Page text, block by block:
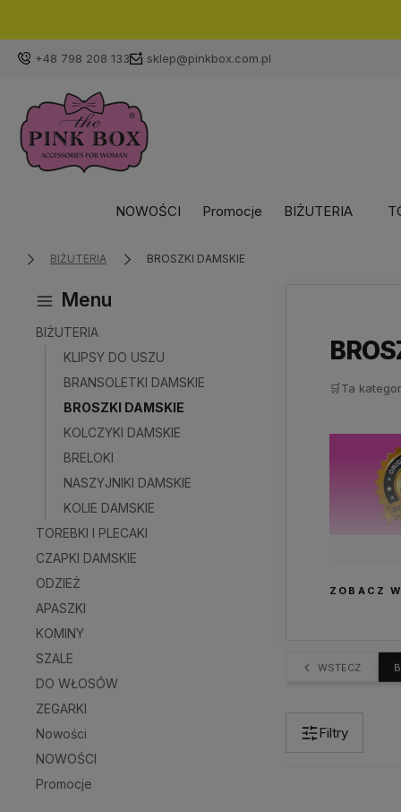
+48 798 208 133 sklep@pinkbox.com.pl
NOWOŚCI Promocje BIŻUTERIA
BIŻUTERIA BROSZKI DAMSKIE
Menu
BIŻUTERIA
KLIPSY DO USZU
BRANSOLETKI DAMSKIE
BROSZKI DAMSKIE
KOLCZYKI DAMSKIE
BRELOKI
NASZYJNIKI DAMSKIE
KOLIE DAMSKIE
TOREBKI I PLECAKI
CZAPKI DAMSKIE
ODZIEŻ
APASZKI
KOMINY
SZALE
DO WŁOSÓW
ZEGARKI
Nowości
NOWOŚCI
Promocje
🛒Ta
broszki
ZOBACZ
WSTECZ
Filtry